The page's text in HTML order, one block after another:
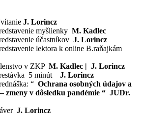
J. Lorincz
myšlienky M. Kadlec
účastníkov J. Lorincz
lektora k online B.raňajkám
v ZKP M. Kadlec | J. Lorincz
5 minút
J. Lorincz
“ Ochrana osobných údajov a
zmeny v dôsledku pandémie “ JUDr.
J. Lorincz